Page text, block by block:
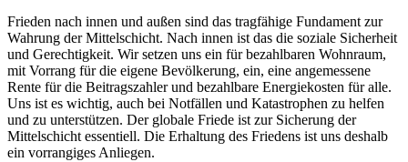
Frieden nach innen und außen sind das tragfähige Fundament zur
Wahrung der Mittelschicht. Nach innen ist das die soziale Sicherheit
und Gerechtigkeit. Wir setzen uns ein für bezahlbaren Wohnraum,
mit Vorrang für die eigene Bevölkerung, ein, eine angemessene
Rente für die Beitragszahler und bezahlbare Energiekosten für alle.
Uns ist es wichtig, auch bei Notfällen und Katastrophen zu helfen
und zu unterstützen. Der globale Friede ist zur Sicherung der
Mittelschicht essentiell. Die Erhaltung des Friedens ist uns deshalb
ein vorrangiges Anliegen.